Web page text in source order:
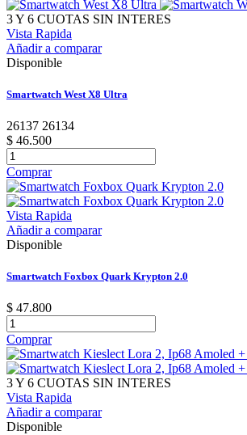
3 Y 6 CUOTAS SIN INTERES
Vista Rapida
Añadir a comparar
Disponible
Smartwatch West X8 Ultra
26137 26134
$ 46.500
Comprar
Vista Rapida
Añadir a comparar
Disponible
Smartwatch Foxbox Quark Krypton 2.0
$ 47.800
Comprar
3 Y 6 CUOTAS SIN INTERES
Vista Rapida
Añadir a comparar
Disponible